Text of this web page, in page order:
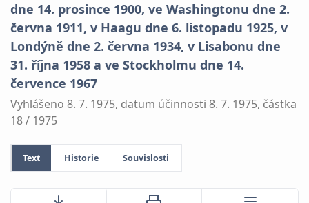
dne 14. prosince 1900, ve Washingtonu dne 2.
června 1911, v Haagu dne 6. listopadu 1925, v
Londýně dne 2. června 1934, v Lisabonu dne
31. října 1958 a ve Stockholmu dne 14.
července 1967
Vyhlášeno 8. 7. 1975, datum účinnosti 8. 7. 1975, částka
18 / 1975
Text Historie Souvislosti